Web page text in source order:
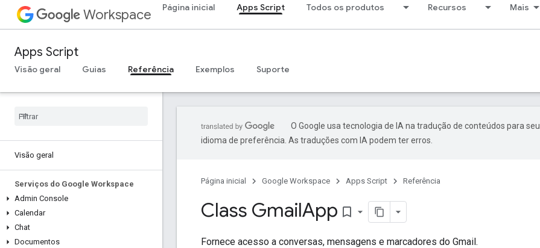
Workspace Página inicial Apps Script Todos os produtos Recursos Mais
Apps Script
Visão geral Guias Referência Exemplos Suporte
Visão geral
Serviços do Google Workspace
Admin Console
Calendar
Chat
Documentos
O Google usa tecnologia de IA na tradução de conteúdos para seu
idioma de preferência. As traduções com IA podem ter erros.
Página inicial Google Workspace Apps Script Referência
Class GmailApp bookmark_border
Fornece acesso a conversas, mensagens e marcadores do Gmail.